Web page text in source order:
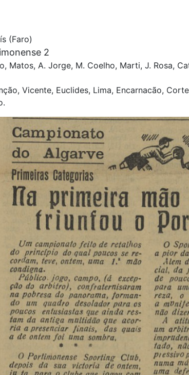
(Faro)
2
Matos, A. Jorge, M. Coelho, Marti, J. Rosa,
Vicente, Euclides, Lima, Encarnacão,